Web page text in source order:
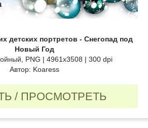
детских портретов - Снегопад под
Новый Год
PNG | 4961x3508 | 300 dpi
Автор: Koaress
/ ПРОСМОТРЕТЬ